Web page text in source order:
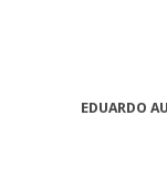
EDUARDO